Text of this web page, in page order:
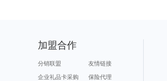
加盟合作
分销联盟
友情链接
企业礼品卡采购
保险代理